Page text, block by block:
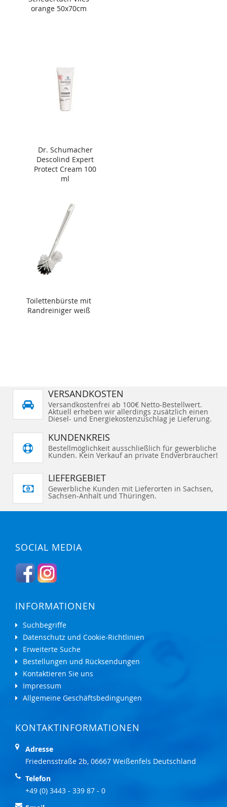
orange 50x70cm
Dr. Schumacher
Descolind Expert
Protect Cream 100
ml
Toilettenbürste mit
Randreiniger weiß
VERSANDKOSTEN
Versandkostenfrei ab 100€ Netto-Bestellwert.
Aktuell erheben wir allerdings zusätzlich einen
Diesel- und Energiekostenzuschlag je Lieferung.
KUNDENKREIS
Bestellmöglichkeit ausschließlich für gewerbliche
Kunden. Kein Verkauf an private Endverbraucher!
LIEFERGEBIET
Gewerbliche Kunden mit Lieferorten in Sachsen,
Sachsen-Anhalt und Thüringen.
SOCIAL MEDIA
INFORMATIONEN
Suchbegriffe
Datenschutz und Cookie-Richtlinien
Erweiterte Suche
Bestellungen und Rücksendungen
Kontaktieren Sie uns
Impressum
Allgemeine Geschäftsbedingungen
KONTAKTINFORMATIONEN
Adresse
Friedensstraße 2b, 06667 Weißenfels Deutschland
Telefon
+49 (0) 3443 - 339 87 - 0